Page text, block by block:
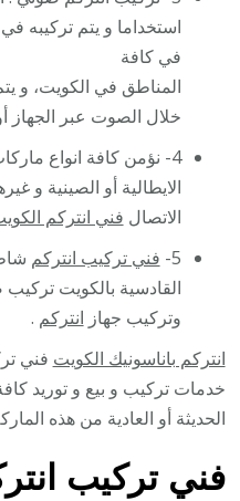
استخداما و يتم تركيبه
في كافة
المناطق في الكويت، و
خلال الصوت عبر الجهاز
4- نؤمن كافة انواع
الايطالية أو الصينية و
الاتصال فني انتركم
5- فني تركيب انتركم
القادسية بالكويت
وتركيب جهاز انتركم .
انتركم باناسونيك الكويت فني
خدمات تركيب و بيع و توريد كافة
الحديثة أو العادية من هذه
فني تركيب